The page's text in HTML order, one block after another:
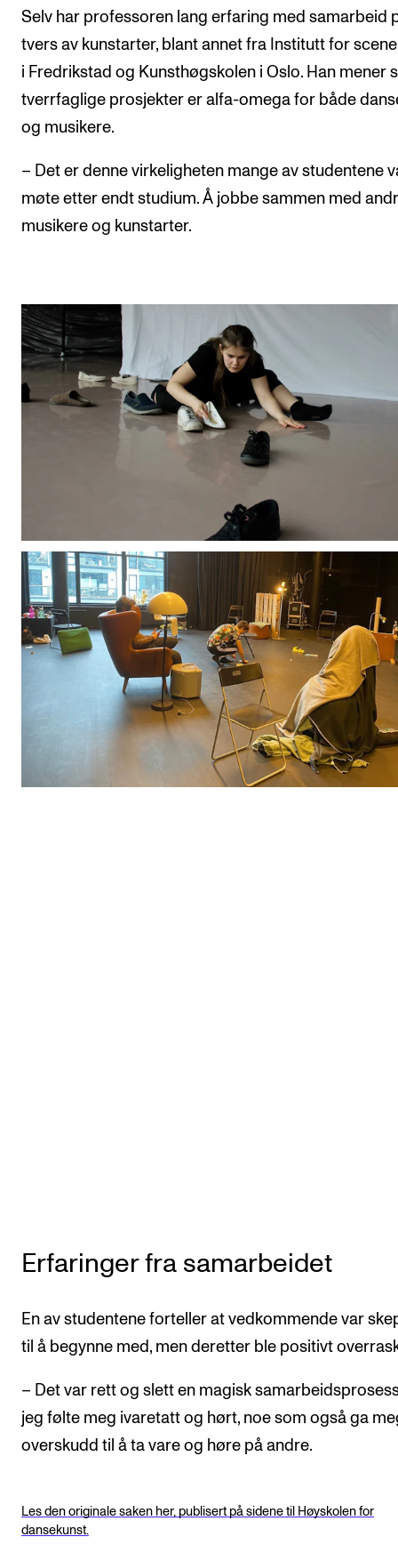
Selv har professoren lang erfaring med samarbeid
tvers av kunstarter, blant annet fra Institutt for
i Fredrikstad og Kunsthøgskolen i Oslo. Han mener
tverrfaglige prosjekter er alfa-omega for både
og musikere.
– Det er denne virkeligheten mange av studentene
møte etter endt studium. Å jobbe sammen med
musikere og kunstarter.
Erfaringer fra samarbeidet
En av studentene forteller at vedkommende var
til å begynne med, men deretter ble positivt
– Det var rett og slett en magisk
jeg følte meg ivaretatt og hørt, noe som også ga
overskudd til å ta vare og høre på andre.
Les den originale saken her, publisert på sidene til Høyskolen for
dansekunst.